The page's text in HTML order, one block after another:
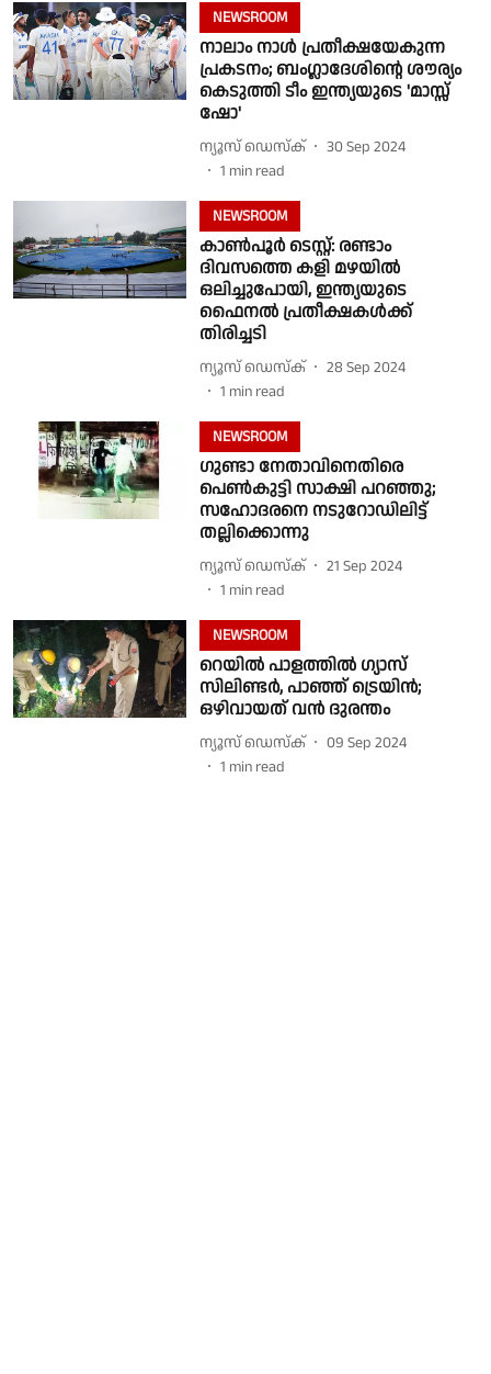
NEWSROOM
നാലാം നാൾ പ്രതീക്ഷയേകുന്ന
പ്രകടനം; ബംഗ്ലാദേശിൻ്റെ ശൗര്യം
കെടുത്തി ടീം ഇന്ത്യയുടെ 'മാസ്സ്
ഷോ'
ന്യൂസ് ഡെസ്ക്
30 Sep 2024
1 min read
NEWSROOM
കാൺപൂർ ടെസ്റ്റ്: രണ്ടാം
ദിവസത്തെ കളി മഴയിൽ
ഒലിച്ചുപോയി, ഇന്ത്യയുടെ
ഫൈനൽ പ്രതീക്ഷകൾക്ക്
തിരിച്ചടി
ന്യൂസ് ഡെസ്ക്
28 Sep 2024
1 min read
NEWSROOM
ഗുണ്ടാ നേതാവിനെതിരെ
പെൺകുട്ടി സാക്ഷി പറഞ്ഞു;
സഹോദരനെ നടുറോഡിലിട്ട്
തല്ലിക്കൊന്നു
ന്യൂസ് ഡെസ്ക്
21 Sep 2024
1 min read
NEWSROOM
റെയില്‍ പാളത്തില്‍ ഗ്യാസ്
സിലിണ്ടര്‍, പാഞ്ഞ് ട്രെയിന്‍;
ഒഴിവായത് വൻ ദുരന്തം
ന്യൂസ് ഡെസ്ക്
09 Sep 2024
1 min read